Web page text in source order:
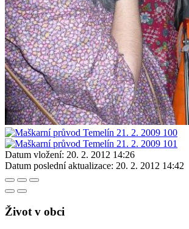
Datum vložení: 20. 2. 2012 14:26
Datum poslední aktualizace: 20. 2. 2012 14:42
Život v obci